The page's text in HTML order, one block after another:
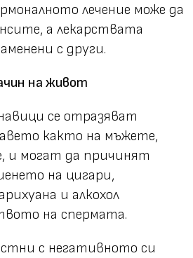
лечение може да
а лекарствата
с други.
на живот
се отразяват
както на мъжете,
и могат да причинят
на цигари,
и алкохол
на спермата.
с негативното си